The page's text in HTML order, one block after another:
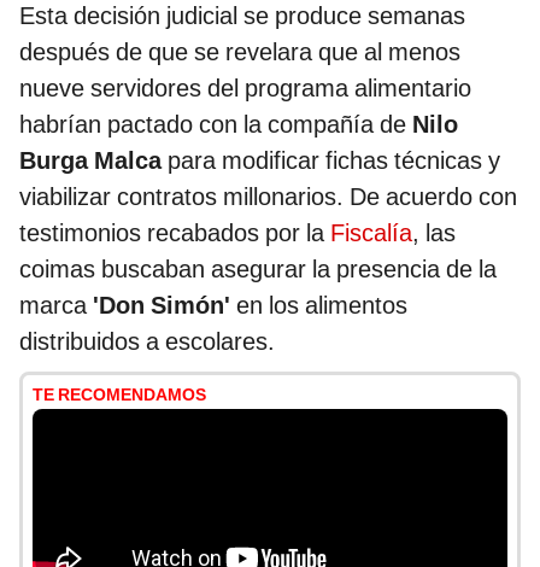
Esta decisión judicial se produce semanas
después de que se revelara que al menos
nueve servidores del programa alimentario
habrían pactado con la compañía de Nilo
Burga Malcapara modificar fichas técnicas y
viabilizar contratos millonarios. De acuerdo con
testimonios recabados por la Fiscalía, las
coimas buscaban asegurar la presencia de la
marca 'Don Simón' en los alimentos
distribuidos a escolares.
TE RECOMENDAMOS